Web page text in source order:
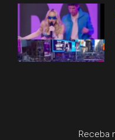
Receba